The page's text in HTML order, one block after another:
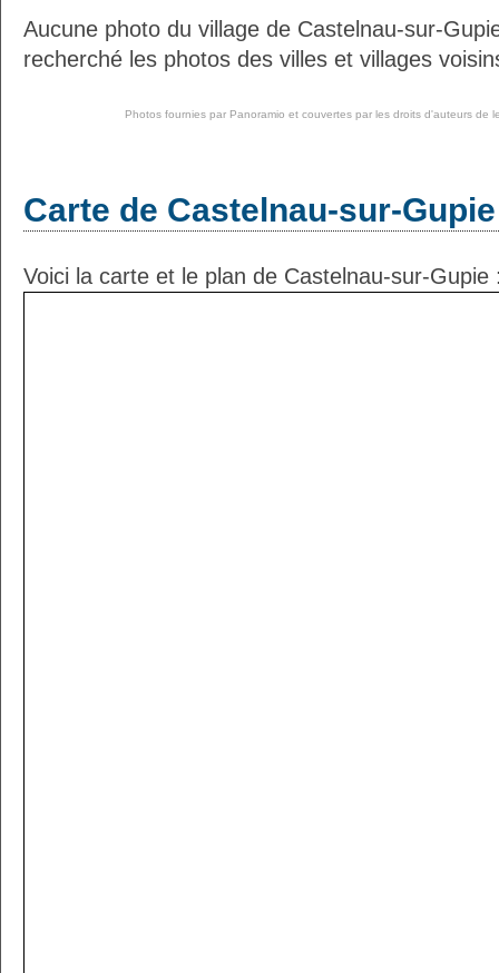
Aucune photo du village de Castelnau-sur-
recherché les photos des villes et villages
Photos fournies par Panoramio et couvertes par les droits d'auteurs de
Carte de Castelnau-sur-Gupie
Voici la carte et le plan de Castelnau-sur-Gupie